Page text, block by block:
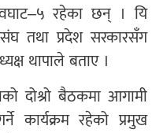
रहेका छन् । यि
तथा प्रदेश सरकारसँग
थापाले बताए ।
दोश्रो बैठकमा आगामी
कार्यक्रम रहेको प्रमुख